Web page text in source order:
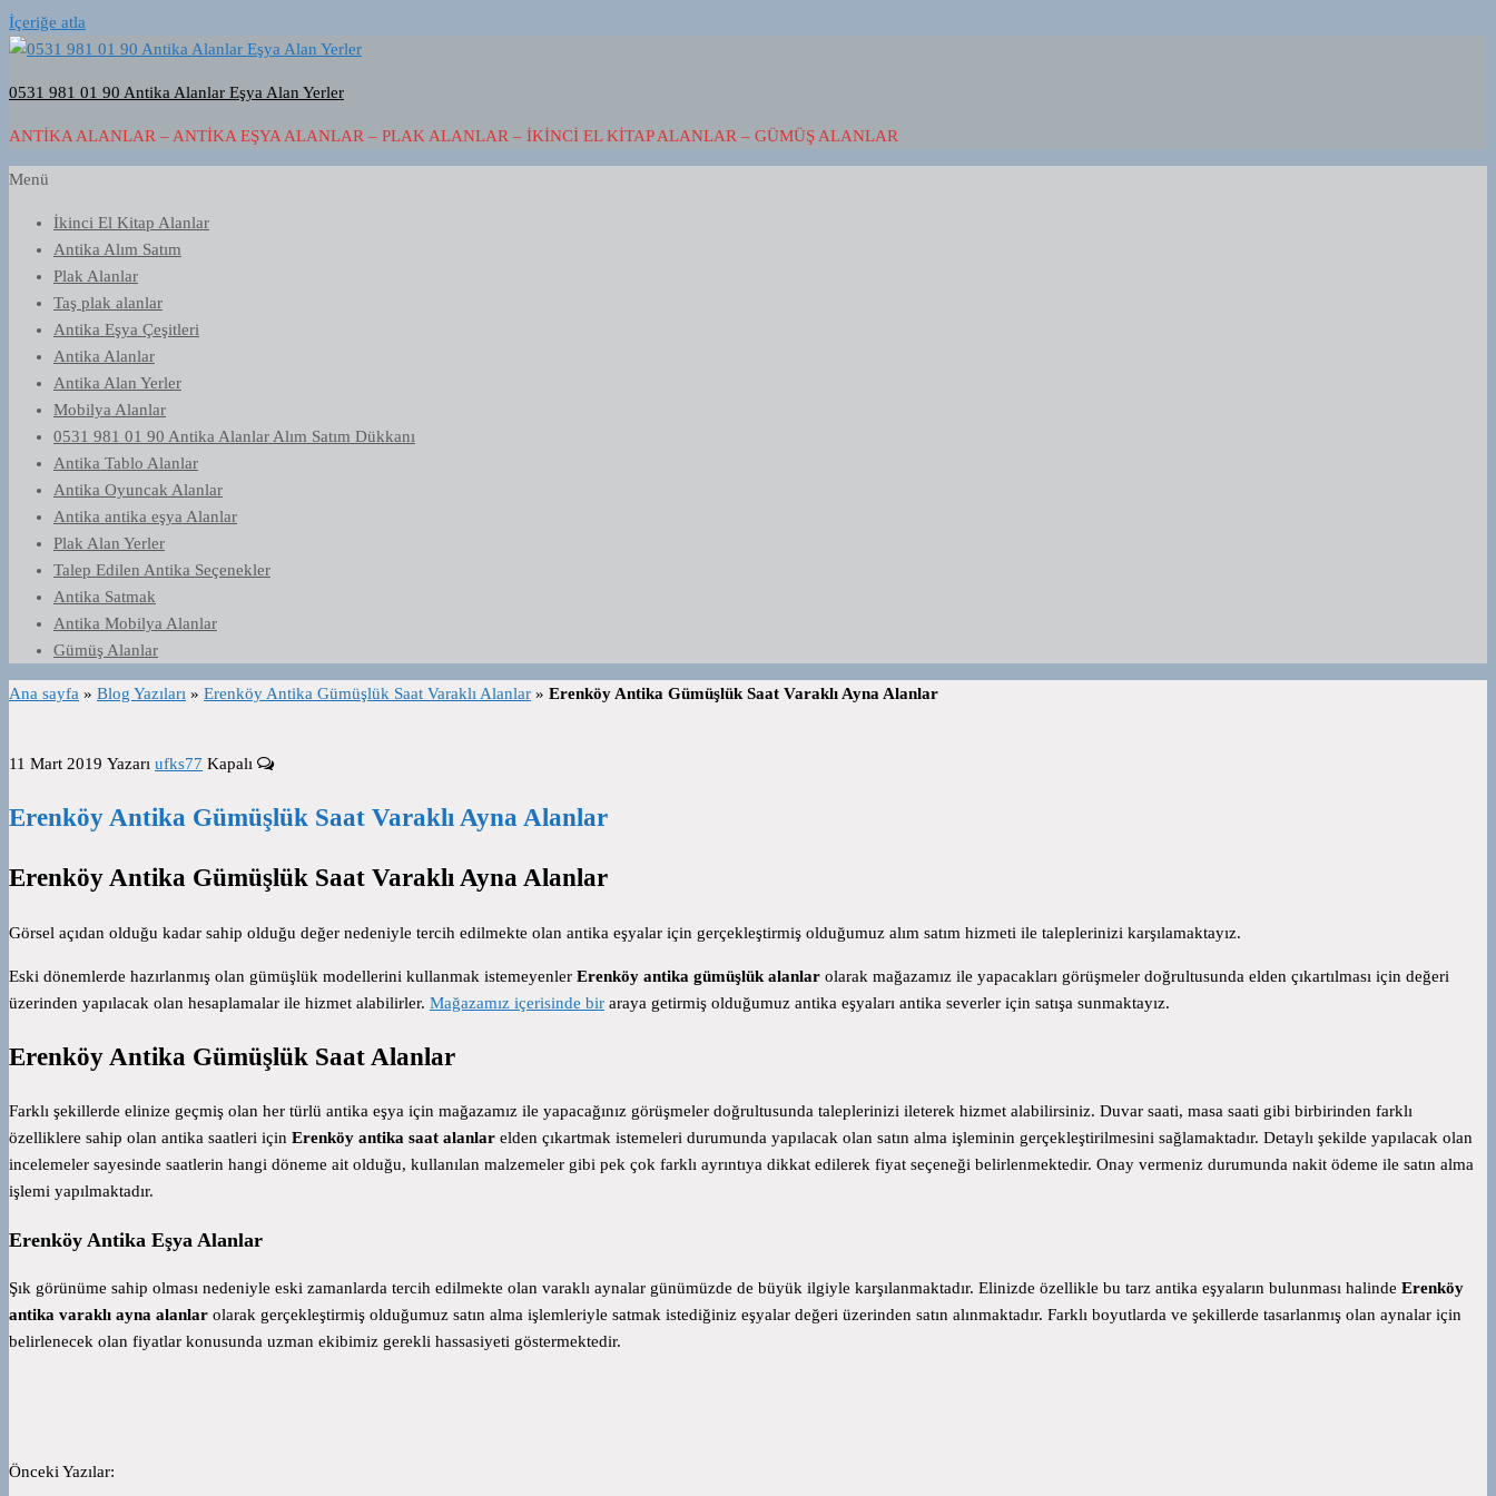
İçeriğe atla
0531 981 01 90 Antika Alanlar Eşya Alan Yerler
ANTIKA ALANLAR – ANTIKA EŞYA ALANLAR – PLAK ALANLAR – İKINCI EL KITAP ALANLAR – GÜMÜŞ ALANLAR
Menü
İkinci El Kitap Alanlar
Antika Alım Satım
Plak Alanlar
Taş plak alanlar
Antika Eşya Çeşitleri
Antika Alanlar
Antika Alan Yerler
Mobilya Alanlar
0531 981 01 90 Antika Alanlar Alım Satım Dükkanı
Antika Tablo Alanlar
Antika Oyuncak Alanlar
Antika antika eşya Alanlar
Plak Alan Yerler
Talep Edilen Antika Seçenekler
Antika Satmak
Antika Mobilya Alanlar
Gümüş Alanlar
Ana sayfa » Blog Yazıları » Erenköy Antika Gümüşlük Saat Varaklı Alanlar » Erenköy Antika Gümüşlük Saat Varaklı Ayna Alanlar
11 Mart 2019 Yazarı ufks77 Kapalı
Erenköy Antika Gümüşlük Saat Varaklı Ayna Alanlar
Erenköy Antika Gümüşlük Saat Varaklı Ayna Alanlar
Görsel açıdan olduğu kadar sahip olduğu değer nedeniyle tercih edilmekte olan antika eşyalar için gerçekleştirmiş olduğumuz alım satım hizmeti ile taleplerinizi karşılamaktayız.
Eski dönemlerde hazırlanmış olan gümüşlük modellerini kullanmak istemeyenler Erenköy antika gümüşlük alanlar olarak mağazamız ile yapacakları görüşmeler doğrultusunda elden çıkartılması için değeri
üzerinden yapılacak olan hesaplamalar ile hizmet alabilirler. Mağazamız içerisinde bir araya getirmiş olduğumuz antika eşyaları antika severler için satışa sunmaktayız.
Erenköy Antika Gümüşlük Saat Alanlar
Farklı şekillerde elinize geçmiş olan her türlü antika eşya için mağazamız ile yapacağınız görüşmeler doğrultusunda taleplerinizi ileterek hizmet alabilirsiniz. Duvar saati, masa saati gibi birbirinden farklı
özelliklere sahip olan antika saatleri için Erenköy antika saat alanlar elden çıkartmak istemeleri durumunda yapılacak olan satın alma işleminin gerçekleştirilmesini sağlamaktadır. Detaylı şekilde yapılacak olan
incelemeler sayesinde saatlerin hangi döneme ait olduğu, kullanılan malzemeler gibi pek çok farklı ayrıntıya dikkat edilerek fiyat seçeneği belirlenmektedir. Onay vermeniz durumunda nakit ödeme ile satın alma
işlemi yapılmaktadır.
Erenköy Antika Eşya Alanlar
Şık görünüme sahip olması nedeniyle eski zamanlarda tercih edilmekte olan varaklı aynalar günümüzde de büyük ilgiyle karşılanmaktadır. Elinizde özellikle bu tarz antika eşyaların bulunması halinde Erenköy
antika varaklı ayna alanlar olarak gerçekleştirmiş olduğumuz satın alma işlemleriyle satmak istediğiniz eşyalar değeri üzerinden satın alınmaktadır. Farklı boyutlarda ve şekillerde tasarlanmış olan aynalar için
belirlenecek olan fiyatlar konusunda uzman ekibimiz gerekli hassasiyeti göstermektedir.
Önceki Yazılar: